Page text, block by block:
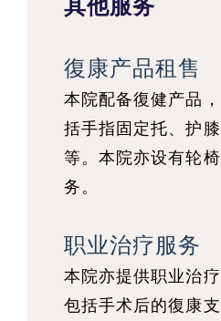
復康产品租售
本院配备復健产品
括手指固定托、护
等。本院亦设有轮
务。
职业治疗服务
本院亦提供职业治
包括手术后的復康